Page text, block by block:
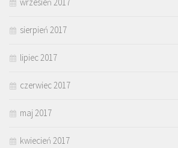
sierpień 2017
lipiec 2017
czerwiec 2017
maj 2017
kwiecień 2017